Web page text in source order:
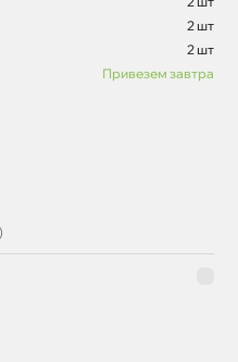
2 шт
2 шт
Привезем завтра